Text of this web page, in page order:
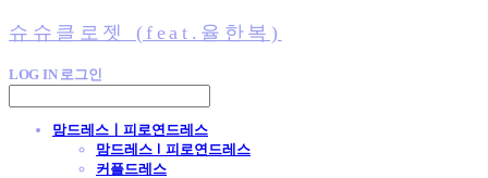
슈슈클로젯 (feat.율한복)
LOG IN 로그인
맘드레스ㅣ피로연드레스
맘드레스 l 피로연드레스
커플드레스